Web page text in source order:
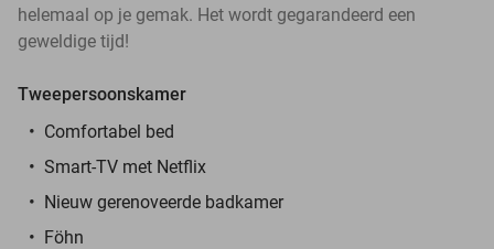
helemaal op je gemak. Het wordt gegarandeerd een
geweldige tijd!
Tweepersoonskamer
Comfortabel bed
Smart-TV met Netflix
Nieuw gerenoveerde badkamer
Föhn